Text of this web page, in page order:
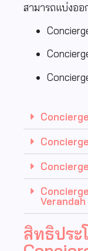
สามารถแบ่งออ
Verandah
สิทธิประ